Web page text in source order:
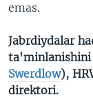
emas.
Jabrdiydalar
ta'minlanishini
Swerdlow),
direktori.